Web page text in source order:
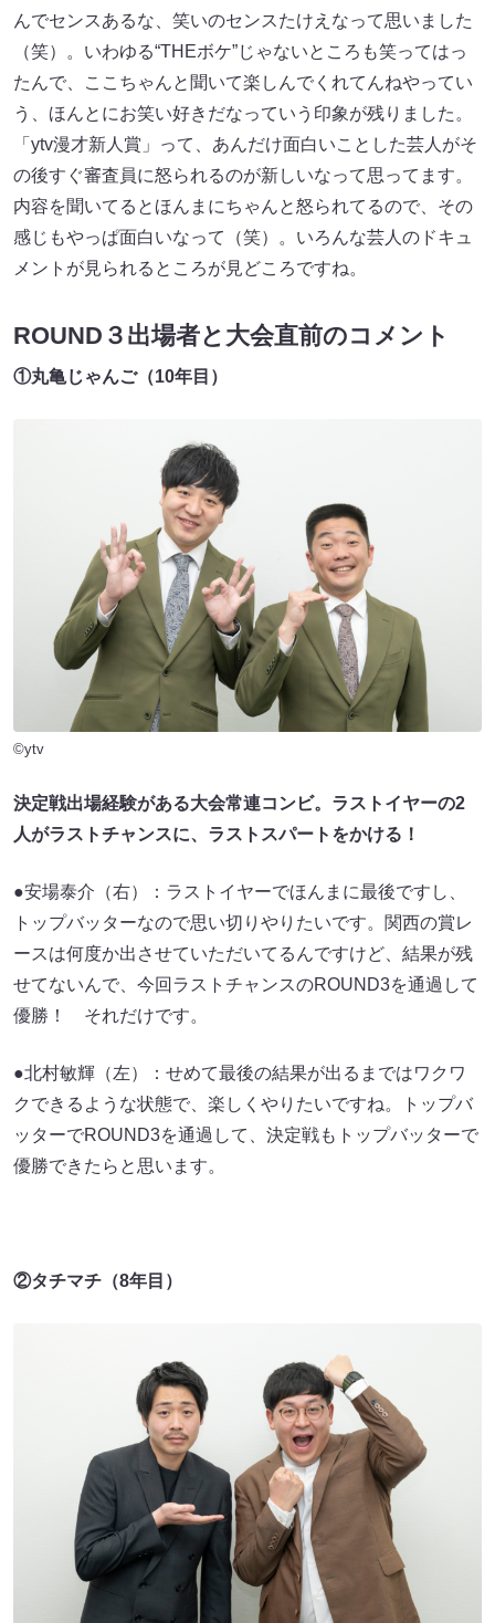
んでセンスあるな、笑いのセンスたけえなって思いました
（笑）。いわゆる“THEボケ”じゃないところも笑ってはっ
たんで、ここちゃんと聞いて楽しんでくれてんねやってい
う、ほんとにお笑い好きだなっていう印象が残りました。
「ytv漫才新人賞」って、あんだけ面白いことした芸人がそ
の後すぐ審査員に怒られるのが新しいなって思ってます。
内容を聞いてるとほんまにちゃんと怒られてるので、その
感じもやっぱ面白いなって（笑）。いろんな芸人のドキュ
メントが見られるところが見どころですね。
ROUND３出場者と大会直前のコメント
①丸亀じゃんご（10年目）
©ytv
決定戦出場経験がある大会常連コンビ。ラストイヤーの2
人がラストチャンスに、ラストスパートをかける！
●安場泰介（右）：ラストイヤーでほんまに最後ですし、
トップバッターなので思い切りやりたいです。関西の賞レ
ースは何度か出させていただいてるんですけど、結果が残
せてないんで、今回ラストチャンスのROUND3を通過して
優勝！ それだけです。
●北村敏輝（左）：せめて最後の結果が出るまではワクワ
クできるような状態で、楽しくやりたいですね。トップバ
ッターでROUND3を通過して、決定戦もトップバッターで
優勝できたらと思います。
②タチマチ（8年目）